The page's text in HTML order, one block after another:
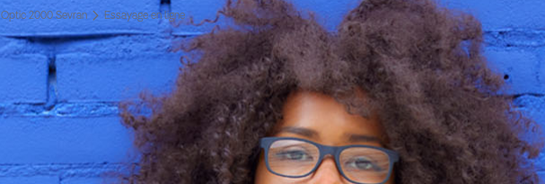
Optic 2000 Sevran Essayage en ligne